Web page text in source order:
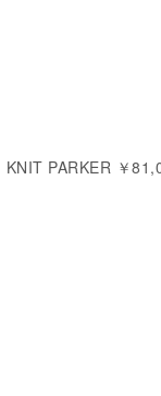
KNIT PARKER ￥